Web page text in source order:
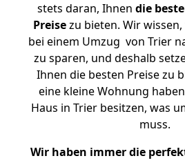
stets daran, Ihnen die
Preisezu bieten. Wir
bei einem Umzug von Trier
zu sparen, und deshalb
Ihnen die besten Preise zu
eine kleine Wohnung
Haus in Trier besitzen, was
muss.
Wir haben immer die